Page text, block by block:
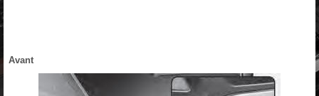
Avant